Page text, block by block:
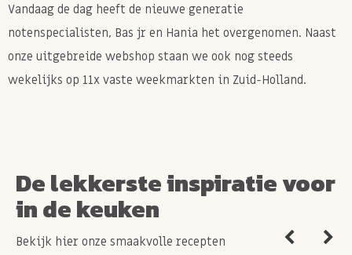
Vandaag de dag heeft de nieuwe generatie
notenspecialisten, Bas jr en Hania het overgenomen. Naast
onze uitgebreide webshop staan we ook nog steeds
wekelijks op 11x vaste weekmarkten in Zuid-Holland.
De lekkerste inspiratie voor
in de keuken
Bekijk hier onze smaakvolle recepten